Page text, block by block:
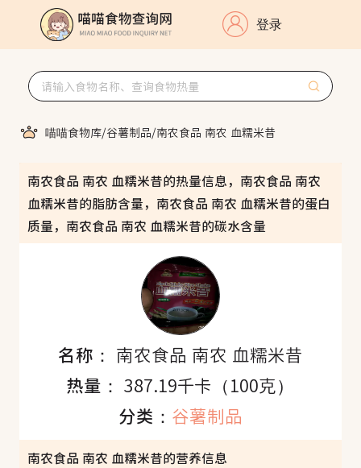
登录
喵喵食物库/谷薯制品/南农食品 南农 血糯米昔
南农食品 南农 血糯米昔的热量信息，南农食品 南农
血糯米昔的脂肪含量，南农食品 南农 血糯米昔的蛋白
质量，南农食品 南农 血糯米昔的碳水含量
名称： 南农食品 南农 血糯米昔
热量：387.19千卡（100克）
分类： 谷薯制品
南农食品 南农 血糯米昔的营养信息